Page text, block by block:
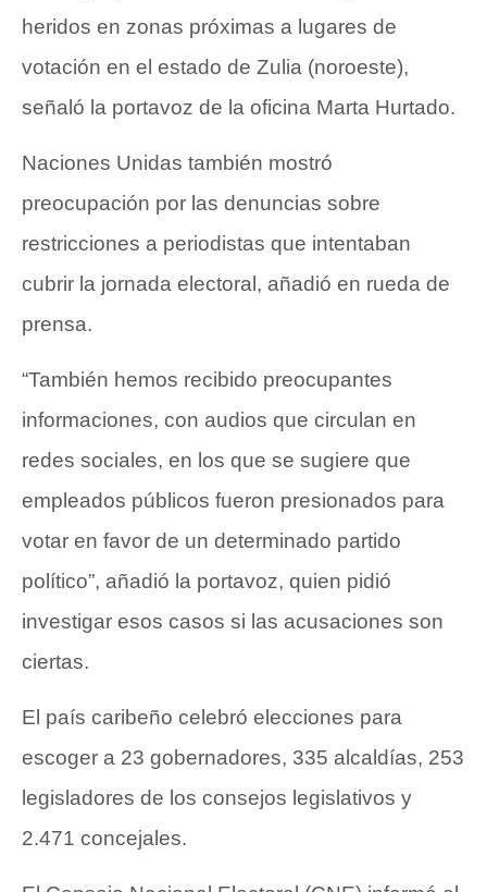
heridos en zonas próximas a lugares de
votación en el estado de Zulia (noroeste),
señaló la portavoz de la oficina Marta Hurtado.
Naciones Unidas también mostró
preocupación por las denuncias sobre
restricciones a periodistas que intentaban
cubrir la jornada electoral, añadió en rueda de
prensa.
“También hemos recibido preocupantes
informaciones, con audios que circulan en
redes sociales, en los que se sugiere que
empleados públicos fueron presionados para
votar en favor de un determinado partido
político”, añadió la portavoz, quien pidió
investigar esos casos si las acusaciones son
ciertas.
El país caribeño celebró elecciones para
escoger a 23 gobernadores, 335 alcaldías, 253
legisladores de los consejos legislativos y
2.471 concejales.